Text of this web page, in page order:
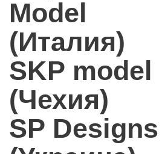
Model
(Италия)
SKP model
(Чехия)
SP Designs